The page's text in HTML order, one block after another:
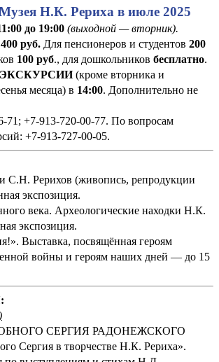
Н.К. Рериха в июле 2025
до 19:00 (выходной — вторник).
400 руб. Для пенсионеров и студентов 200
100 руб., для дошкольников бесплатно.
(кроме вторника и
месяца) в 14:00. Дополнительно не
71; +7-913-720-00-77. По вопросам
+7-913-727-00-05.
С.Н. Рерихов (живопись, репродукции
экспозиция.
века. Археологические находки Н.К.
экспозиция.
Выставка, посвящённая героям
войны и героям наших дней — до 15
СЕРГИЯ РАДОНЕЖСКОГО
Сергия в творчестве Н.К. Рериха».